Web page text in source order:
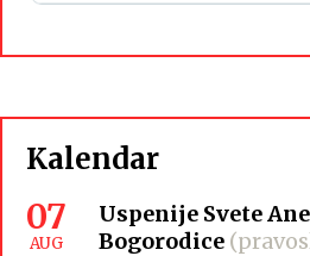
Kalendar
07
AUG
Uspenije Svete
Bogorodice